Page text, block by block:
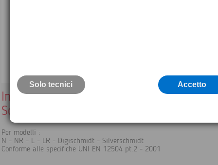
Incudine di taratura per Sclerometri
Schmidt
Per modelli :
N - NR - L - LR - Digischmidt - Silverschmidt
Conforme alle specifiche UNI EN 12504 pt.2 - 2001
Solo tecnici Accetto